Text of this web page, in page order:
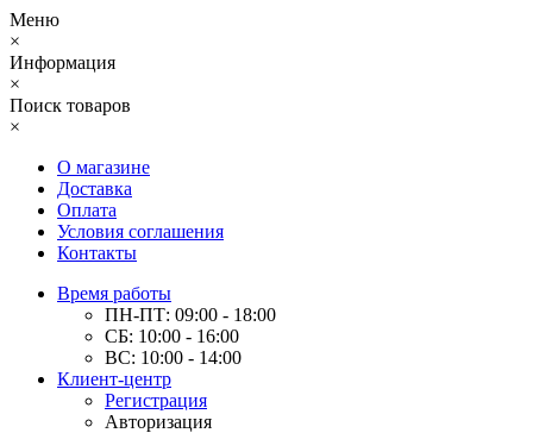
Меню
×
Информация
×
Поиск товаров
×
О магазине
Доставка
Оплата
Условия соглашения
Контакты
Время работы
ПН-ПТ: 09:00 - 18:00
СБ: 10:00 - 16:00
ВС: 10:00 - 14:00
Клиент-центр
Регистрация
Авторизация